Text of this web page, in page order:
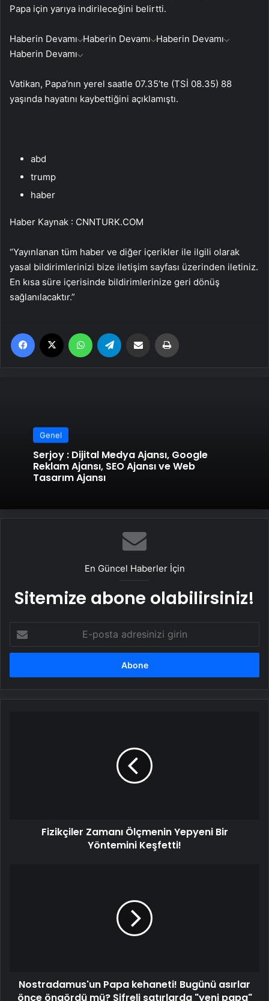
Papa için yarıya indirileceğini belirtti.
Haberin Devamı Haberin Devamı Haberin Devamı
Haberin Devamı
Vatikan, Papa’nın yerel saatle 07.35’te (TSİ 08.35) 88
yaşında hayatını kaybettiğini açıklamıştı.
abd
trump
haber
Haber Kaynak : CNNTURK.COM
“Yayınlanan tüm haber ve diğer içerikler ile ilgili olarak
yasal bildirimlerinizi bize iletişim sayfası üzerinden iletiniz.
En kısa süre içerisinde bildirimlerinize geri dönüş
sağlanılacaktır.”
Facebook WhatsApp Email'den paylaş
Genel
Serjoy : Dijital Medya Ajansı, Google
Reklam Ajansı, SEO Ajansı ve Web
Tasarım Ajansı
En Güncel Haberler İçin
Sitemize abone olabilirsiniz!
posta
adresinizi
Fizikçiler Zamanı Ölçmenin Yepyeni Bir
Yöntemini Keşfetti!
satırlarda
"yeni
Nostradamus'un Papa kehaneti! Bugünü asırlar
önce öngördü mü? Şifreli satırlarda "yeni papa"